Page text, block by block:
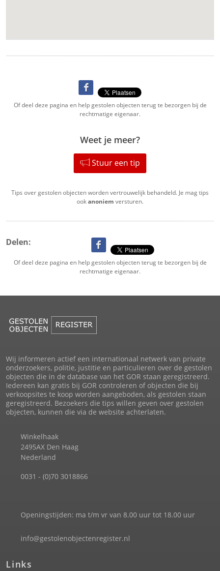
Of deel deze pagina en help gestolen objecten terug te bezorgen bij de
rechtmatige eigenaar.
Weet je meer?
Stuur een tip
Tips over gestolen objecten worden vertrouwelijk behandeld. Je mag tips
ookanoniem versturen.
Delen:
Of deel deze pagina en help gestolen objecten terug te bezorgen bij de
rechtmatige eigenaar.
Wij informeren actief een internationaal netwerk van private
onderzoekers, politie, justitie en particulieren over de gestolen
objecten die in de database van het GOR staan geregistreerd.
Iedereen kan gratis bij GOR controleren of objecten die bij
verkoopsites te koop worden aangeboden, als gestolen staan
geregistreerd. Bezoekers die tips willen geven over gestolen
objecten, kunnen die via de website achterlaten.
Winkelhaak
2495AX Den Haag
Nederland
0031 - (0)70 3018866
Openingstijden: ma t/m vr van 8.00 uur tot 18.00 uur
info@gestolenobjectenregister.nl
Links